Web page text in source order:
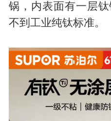
锅，内表面有一层
不到工业纯钛标准。